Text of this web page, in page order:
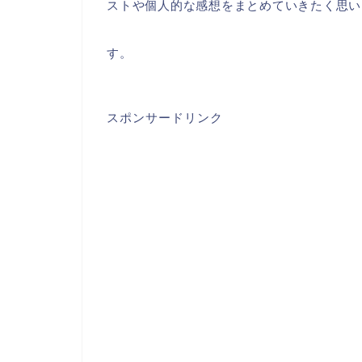
ストや個人的な感想をまとめていきたく思
す。
スポンサードリンク